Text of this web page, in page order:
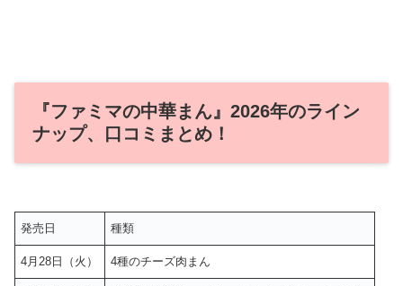
『ファミマの中華まん』2026年のライン
ナップ、口コミまとめ！
発売日 種類
4月28日（火） 4種のチーズ肉まん